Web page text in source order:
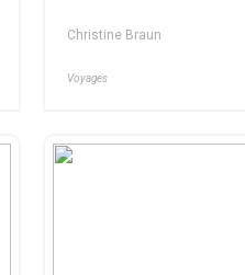
Christine Braun
Voyages